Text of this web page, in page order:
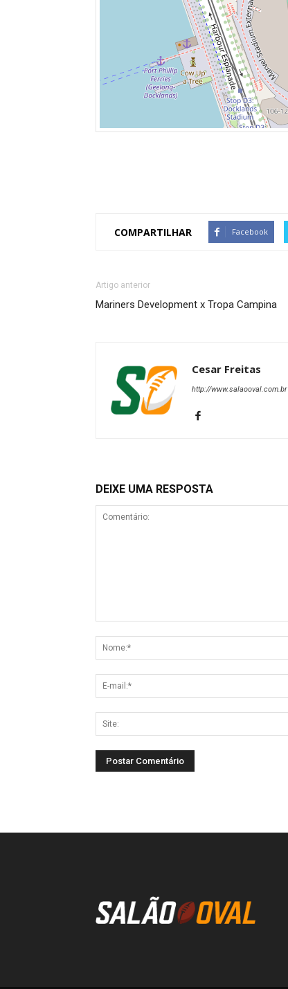
COMPARTILHAR Facebook
Artigo anterior
Mariners Development x Tropa Campina
Cesar Freitas
http://www.salaooval.com.br
DEIXE UMA RESPOSTA